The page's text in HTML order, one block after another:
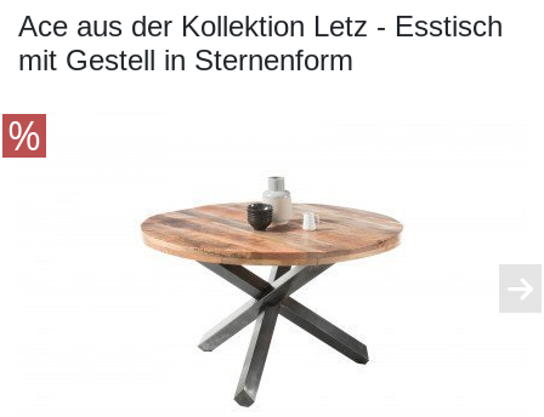
Ace aus der Kollektion Letz - Esstisch
mit Gestell in Sternenform
SALE
Konfigurator